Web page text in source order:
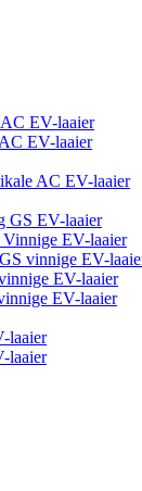
EV-laaier
EV-laaier
AC EV-laaier
GS EV-laaier
EV-laaier
vinnige EV-
EV-laaier
EV-laaier
laaier
laaier